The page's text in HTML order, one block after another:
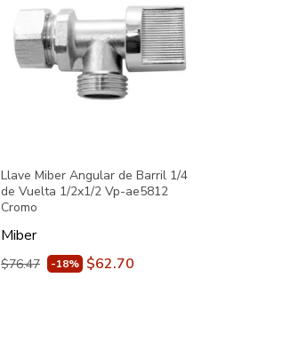
Llave Miber Angular de Barril 1/4
de Vuelta 1/2x1/2 Vp-ae5812
Cromo
Miber
$76.47 -18% $62.70